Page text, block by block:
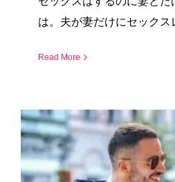
は。夫が妻だけにセックス
Read More